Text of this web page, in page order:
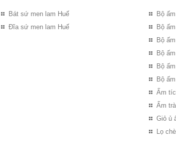
Bát sứ men lam Huế
Đĩa sứ men lam Huế
Bộ
Bộ
Bộ
Bộ
Bộ
Bộ
Ấm
Ấm trà
Giỏ ủ
Lọ